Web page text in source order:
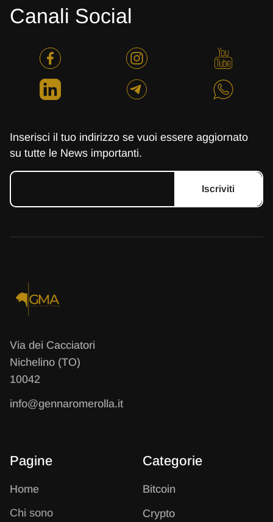
Canali Social
Inserisci il tuo indirizzo se vuoi essere aggiornato
su tutte le News importanti.
Iscriviti
Via dei Cacciatori
Nichelino (TO)
10042
info@gennaromerolla.it
Pagine
Home
Chi sono
Categorie
Bitcoin
Crypto